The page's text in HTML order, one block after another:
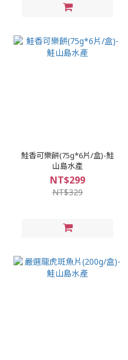
鮭香可樂餅(75g*6片/盒)-鮭
山島水產
NT$299
NT$329